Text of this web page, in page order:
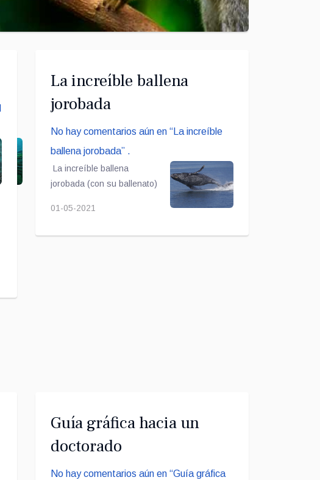
La increíble ballena
jorobada
No hay comentarios aún en “La increíble
ballena jorobada” .
La increíble ballena
jorobada (con su ballenato)
01-05-2021
Guía gráfica hacia un
doctorado
No hay comentarios aún en “Guía gráfica